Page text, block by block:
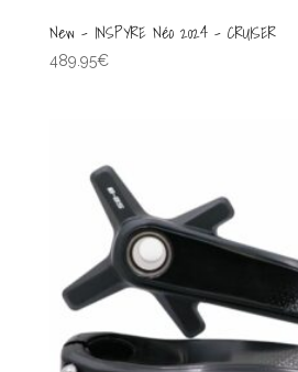
New – INSPYRE Néo 2024 – CRUISER
489.95€